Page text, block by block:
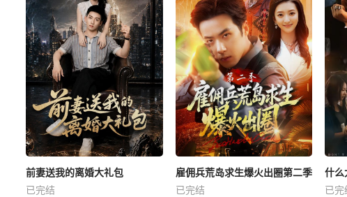
前妻送我的离婚大礼包
已完结
雇佣兵荒岛求生爆火出圈第二季
已完结
什么
已完